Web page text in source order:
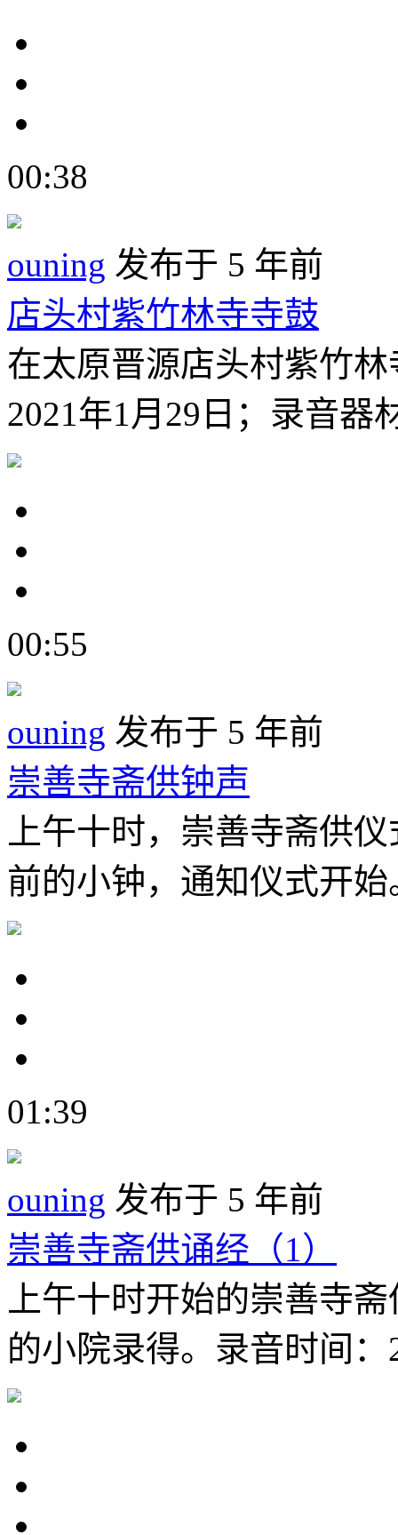
00:38
ouning 发布于 5 年前
店头村紫竹林寺寺鼓
在太原晋源店头村紫竹
2021年1月29日；录音器
00:55
ouning 发布于 5 年前
崇善寺斋供钟声
上午十时，崇善寺斋供
前的小钟，通知仪式开
01:39
ouning 发布于 5 年前
崇善寺斋供诵经（1）
上午十时开始的崇善寺
的小院录得。录音时间